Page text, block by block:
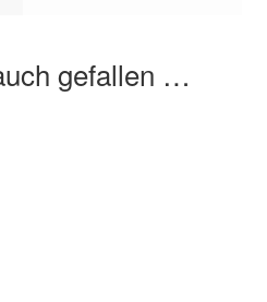
gefallen …